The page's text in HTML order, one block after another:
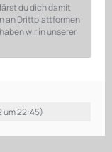
du dich damit
an Drittplattformen
wir in unserer
um 22:45)